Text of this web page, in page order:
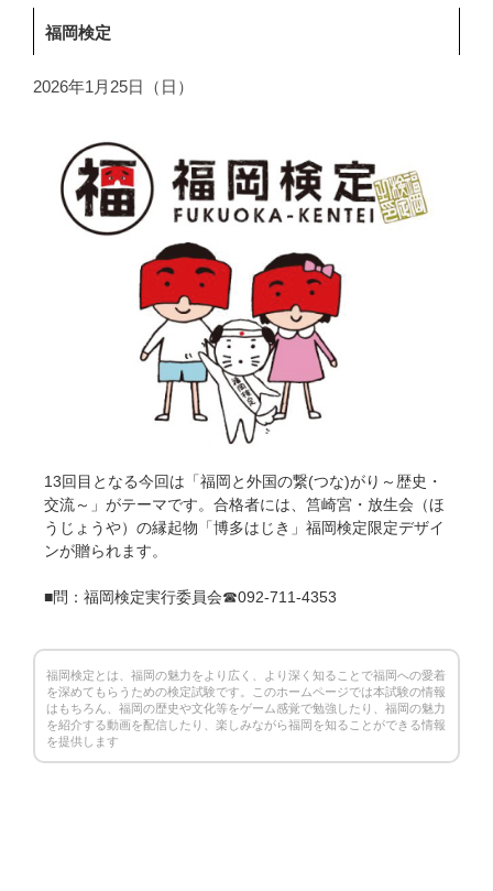
福岡検定
2026年1月25日（日）
13回目となる今回は「福岡と外国の繋(つな)がり～歴史・
交流～」がテーマです。合格者には、筥崎宮・放生会（ほ
うじょうや）の縁起物「博多はじき」福岡検定限定デザイ
ンが贈られます。
■問：福岡検定実行委員会☎092-711-4353
福岡検定とは、福岡の魅力をより広く、より深く知ることで福岡への愛着
を深めてもらうための検定試験です。このホームページでは本試験の情報
はもちろん、福岡の歴史や文化等をゲーム感覚で勉強したり、福岡の魅力
を紹介する動画を配信したり、楽しみながら福岡を知ることができる情報
を提供します